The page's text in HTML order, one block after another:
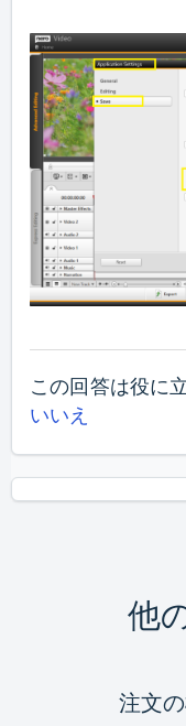
この回答は役に
いいえ
他
注文